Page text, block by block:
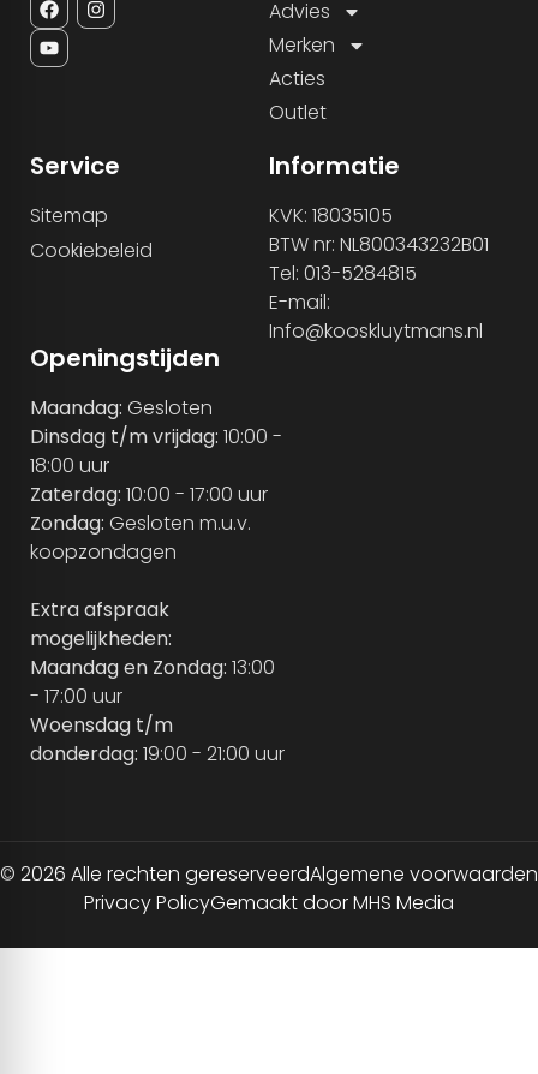
Advies
Merken
Acties
Outlet
Service
Sitemap
Cookiebeleid
Informatie
KVK: 18035105
BTW nr: NL800343232B01
Tel: 013-5284815
E-mail:
Info@kooskluytmans.nl
Openingstijden
Maandag: Gesloten
Dinsdag t/m vrijdag: 10:00 -
18:00 uur
Zaterdag: 10:00 - 17:00 uur
Zondag: Gesloten m.u.v.
koopzondagen
Extra afspraak
mogelijkheden:
Maandag en Zondag: 13:00
- 17:00 uur
Woensdag t/m
donderdag: 19:00 - 21:00 uur
© 2026 Alle rechten gereserveerdAlgemene voorwaarden
Privacy PolicyGemaakt door MHS Media